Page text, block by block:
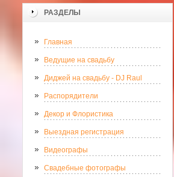
РАЗДЕЛЫ
Главная
Ведущие на свадьбу
Диджей на свадьбу - DJ Raul
Распорядители
Декор и Флористика
Выездная регистрация
Видеографы
Свадебные фотографы